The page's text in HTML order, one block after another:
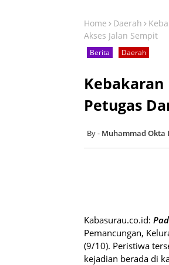
Home Daerah
Akses Jalan Sempit
Berita Daerah
Kebakaran
Petugas
Muhammad Okta
Kabasurau.co.id:
Pemancungan,
(9/10). Peristiwa
kejadian berada di